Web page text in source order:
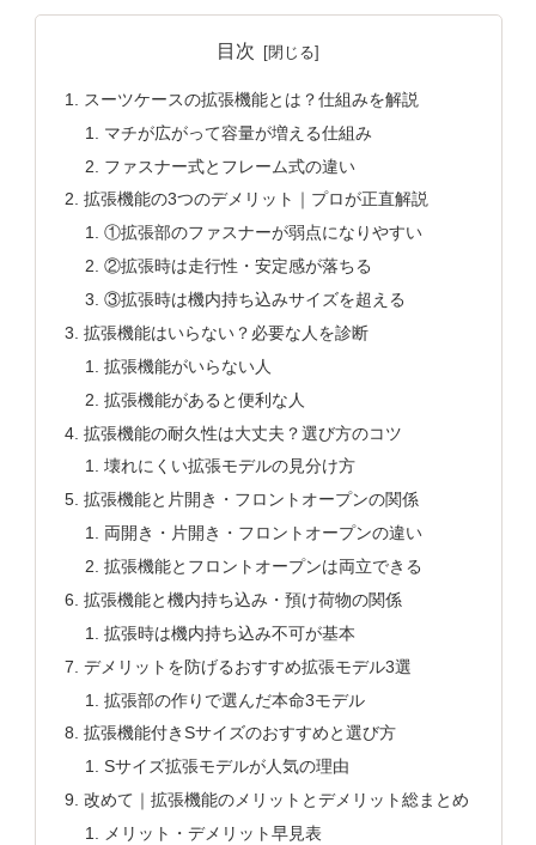
目次
スーツケースの拡張機能とは？仕組みを解説
マチが広がって容量が増える仕組み
ファスナー式とフレーム式の違い
拡張機能の3つのデメリット｜プロが正直解説
①拡張部のファスナーが弱点になりやすい
②拡張時は走行性・安定感が落ちる
③拡張時は機内持ち込みサイズを超える
拡張機能はいらない？必要な人を診断
拡張機能がいらない人
拡張機能があると便利な人
拡張機能の耐久性は大丈夫？選び方のコツ
壊れにくい拡張モデルの見分け方
拡張機能と片開き・フロントオープンの関係
両開き・片開き・フロントオープンの違い
拡張機能とフロントオープンは両立できる
拡張機能と機内持ち込み・預け荷物の関係
拡張時は機内持ち込み不可が基本
デメリットを防げるおすすめ拡張モデル3選
拡張部の作りで選んだ本命3モデル
拡張機能付きSサイズのおすすめと選び方
Sサイズ拡張モデルが人気の理由
改めて｜拡張機能のメリットとデメリット総まとめ
メリット・デメリット早見表